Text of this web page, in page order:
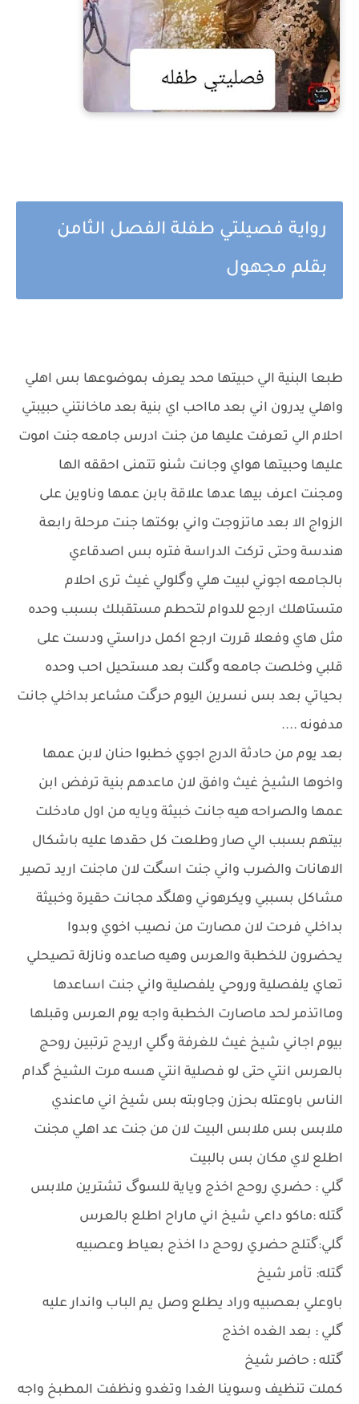
رواية فصيلتي طفلة الفصل الثامن
بقلم مجهول
طبعا البنية الي حبيتها محد يعرف بموضوعها بس اهلي
واهلي يدرون اني بعد مااحب اي بنية بعد ماخانتني حبيبتي
احلام الي تعرفت عليها من جنت ادرس جامعه جنت اموت
عليها وحبيتها هواي وجانت شنو تتمنى احققه الها
ومجنت اعرف بيها عدها علاقة بابن عمها وناوين على
الزواج الا بعد ماتزوجت واني بوكتها جنت مرحلة رابعة
هندسة وحتى تركت الدراسة فتره بس اصدقاءي
بالجامعه اجوني لبيت هلي وگلولي غيث ترى احلام
متستاهلك ارجع للدوام لتحطم مستقبلك بسبب وحده
مثل هاي وفعلا قررت ارجع اكمل دراستي ودست على
قلبي وخلصت جامعه وگلت بعد مستحيل احب وحده
بحياتي بعد بس نسرين اليوم حرگت مشاعر بداخلي جانت
مدفونه ....
بعد يوم من حادثة الدرج اجوي خطبوا حنان لابن عمها
واخوها الشيخ غيث وافق لان ماعدهم بنية ترفض ابن
عمها والصراحه هيه جانت خبيثة ويايه من اول مادخلت
بيتهم بسبب الي صار وطلعت كل حقدها عليه باشكال
الاهانات والضرب واني جنت اسگت لان ماجنت اريد تصير
مشاكل بسببي ويكرهوني وهلگد مجانت حقيرة وخبيثة
بداخلي فرحت لان مصارت من نصيب اخوي وبدوا
يحضرون للخطبة والعرس وهيه صاعده ونازلة تصيحلي
تعاي يلفصلية وروحي يلفصلية واني جنت اساعدها
ومااتذمر لحد ماصارت الخطبة واجه يوم العرس وقبلها
بيوم اجاني شيخ غيث للغرفة وگلي اريدج ترتبين روحج
بالعرس انتي حتى لو فصلية انتي هسه مرت الشيخ گدام
الناس باوعتله بحزن وجاوبته بس شيخ اني ماعندي
ملابس بس ملابس البيت لان من جنت عد اهلي مجنت
اطلع لاي مكان بس بالبيت
گلي : حضري روحج اخذج وياية للسوگ تشترين ملابس
گتله :ماكو داعي شيخ اني ماراح اطلع بالعرس
گلي:گتلج حضري روحج دا اخذج بعياط وعصبيه
گتله: تأمر شيخ
باوعلي بعصبيه وراد يطلع وصل يم الباب واندار عليه
گلي : بعد الغده اخذج
گتله : حاضر شيخ
كملت تنظيف وسوينا الغدا وتغدو ونظفت المطبخ واجه